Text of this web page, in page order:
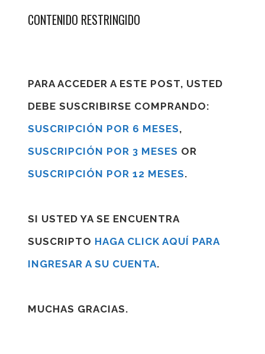
CONTENIDO RESTRINGIDO
PARA ACCEDER A ESTE POST, USTED
DEBE SUSCRIBIRSE COMPRANDO:
SUSCRIPCIÓN POR 6 MESES,
SUSCRIPCIÓN POR 3 MESES OR
SUSCRIPCIÓN POR 12 MESES.
SI USTED YA SE ENCUENTRA
SUSCRIPTO HAGA CLICK AQUÍ PARA
INGRESAR A SU CUENTA.
MUCHAS GRACIAS.